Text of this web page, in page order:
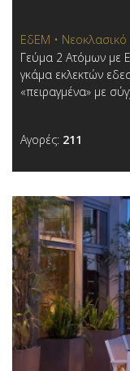
ΕδΕΜ •
Γεύμα 2 Ατόμων με
γκάμα εκλεκτών
«πειραγμένα» με
Αγορές: 211